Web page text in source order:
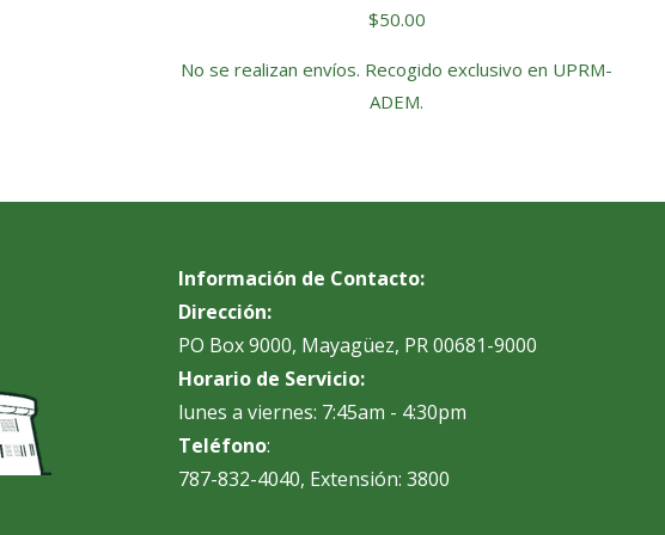
$50.00
No se realizan envíos. Recogido exclusivo en UPRM-
ADEM.
Información de Contacto:
Dirección:
PO Box 9000, Mayagüez, PR 00681-9000
Horario de Servicio:
lunes a viernes: 7:45am - 4:30pm
Teléfono:
787-832-4040, Extensión: 3800